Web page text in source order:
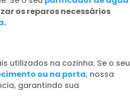
os reparos necessários
.
utilizados na cozinha. Se o seu
ou na porta, nossa
garantindo sua